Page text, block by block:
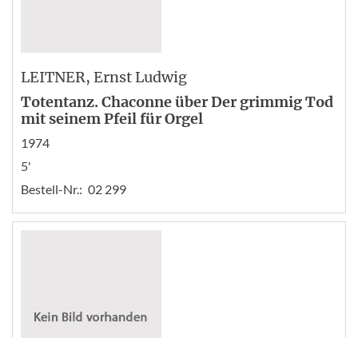
LEITNER, Ernst Ludwig
Totentanz. Chaconne über Der grimmig Tod
mit seinem Pfeil für Orgel
1974
5'
Bestell-Nr.: 02 299